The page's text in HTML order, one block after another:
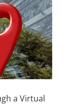
a Virtual